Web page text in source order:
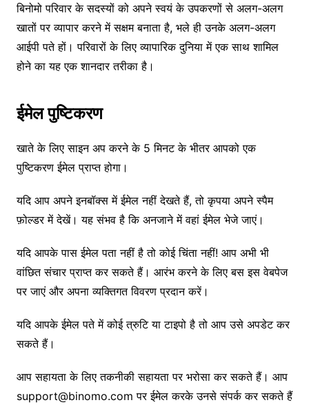
बिनोमो परिवार के सदस्यों को अपने स्वयं के उपकरणों से अलग-अलग
खातों पर व्यापार करने में सक्षम बनाता है, भले ही उनके अलग-अलग
आईपी पते हों। परिवारों के लिए व्यापारिक दुनिया में एक साथ शामिल
होने का यह एक शानदार तरीका है।
ईमेल पुष्टिकरण
खाते के लिए साइन अप करने के 5 मिनट के भीतर आपको एक
पुष्टिकरण ईमेल प्राप्त होगा।
यदि आप अपने इनबॉक्स में ईमेल नहीं देखते हैं, तो कृपया अपने स्पैम
फ़ोल्डर में देखें। यह संभव है कि अनजाने में वहां ईमेल भेजे जाएं।
यदि आपके पास ईमेल पता नहीं है तो कोई चिंता नहीं! आप अभी भी
वांछित संचार प्राप्त कर सकते हैं। आरंभ करने के लिए बस इस वेबपेज
पर जाएं और अपना व्यक्तिगत विवरण प्रदान करें।
यदि आपके ईमेल पते में कोई त्रुटि या टाइपो है तो आप उसे अपडेट कर
सकते हैं।
आप सहायता के लिए तकनीकी सहायता पर भरोसा कर सकते हैं। आप
support@binomo.com पर ईमेल करके उनसे संपर्क कर सकते हैं